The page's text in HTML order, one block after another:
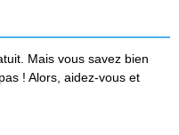
Mais vous savez bien
! Alors, aidez-vous et